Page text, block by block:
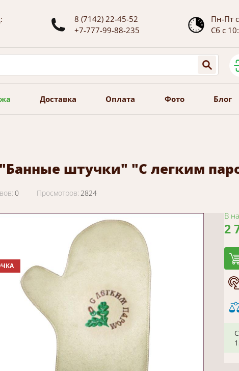
8 (7142) 22-45-52
+7-777-99-88-235
Пн-Пт
Сб с
Доставка Оплата Фото Блог
штучки" "С легким
0 Просмотров: 2824
В
2